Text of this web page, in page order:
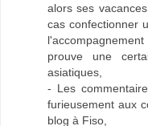
alors ses
cas confectionner
prouve une
asiatiques,
- Les
furieusement aux
blog à Fiso,